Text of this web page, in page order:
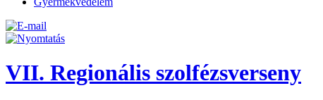
VII. Regionális szolfézsverseny